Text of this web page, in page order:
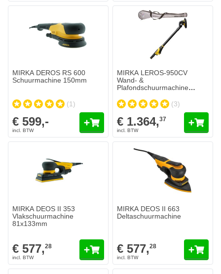
MIRKA DEROS RS 600
Schuurmachine 150mm
(1)
€ 599,-
MIRKA LEROS-950CV
Wand- &
Plafondschuurmachine
(3)
€ 1.364,37
MIRKA DEOS II 353
Vlakschuurmachine
81x133mm
€ 577,28
MIRKA DEOS II 663
Deltaschuurmachine
€ 577,28